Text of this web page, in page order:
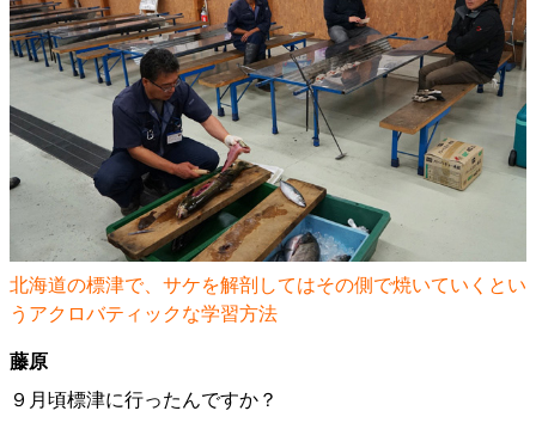
北海道の標津で、サケを解剖してはその側で焼いていくとい
うアクロバティックな学習方法
藤原
９月頃標津に行ったんですか？